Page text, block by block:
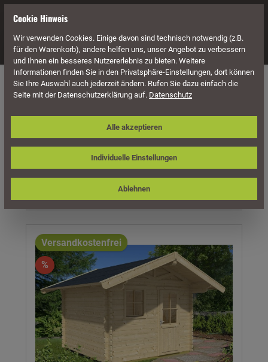
Navigation
Häuser & Pavillons Gartenhäuser 45 mm Blockbohlenstärke
Satteldach
Produkte filtern
Versandkostenfrei
%
Cookie Hinweis
Wir verwenden Cookies. Einige davon sind technisch notwendig (z.B.
für den Warenkorb), andere helfen uns, unser Angebot zu verbessern
und Ihnen ein besseres Nutzererlebnis zu bieten. Weitere
Informationen finden Sie in den Privatsphäre-Einstellungen, dort können
Sie Ihre Auswahl auch jederzeit ändern. Rufen Sie dazu einfach die
Seite mit der Datenschutzerklärung auf. Datenschutz
Individuelle Einstellungen
Ablehnen
Alle akzeptieren